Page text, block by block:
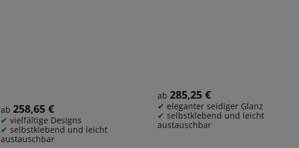
Regulärer Preis:
ab258,65 €
vielfältige Designs
selbstklebend und leicht
austauschbar
Regulärer Preis:
ab285,25 €
eleganter seidiger Glanz
selbstklebend und leicht
austauschbar